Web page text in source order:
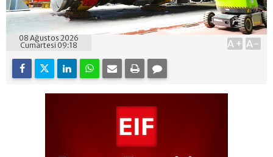
08 Ağustos 2026
Cumartesi 09:18
A+ A-